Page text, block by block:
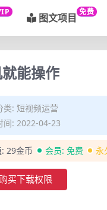
图文项目 免费
能操作
类: 短视频运营
间: 2022-04-23
29金币 会员: 免费 永
购买下载权限